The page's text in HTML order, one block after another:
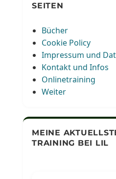
SEITEN
Bücher
Cookie Policy
Impressum und
Kontakt und Infos
Onlinetraining
Weiter
MEINE
TRAINING BEI LIL